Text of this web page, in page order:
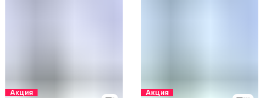
Акция Акция